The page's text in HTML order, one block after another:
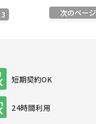
要確認
3 次のページ
短期契約OK
24時間利用